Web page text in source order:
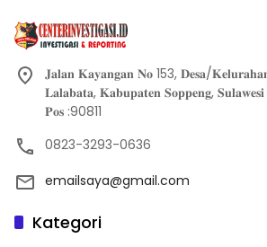
𝐉𝐚𝐥𝐚𝐧 𝐊𝐚𝐲𝐚𝐧𝐠𝐚𝐧 𝐍𝐨 153, 𝐃𝐞𝐬𝐚/
𝐋𝐚𝐥𝐚𝐛𝐚𝐭𝐚, 𝐊𝐚𝐛𝐮𝐩𝐚𝐭𝐞𝐧 𝐒𝐨𝐩𝐩𝐞𝐧𝐠, 𝐒𝐮𝐥𝐚𝐰𝐞𝐬𝐢
𝐏𝐨𝐬 :90811
0823-3293-0636
emailsaya@gmail.com
Kategori